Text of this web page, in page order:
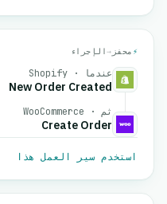
⚡ محفز →الإجراء
عندما · Shopify
New Order Created
ثم · WooCommerce
Create Order
استخدم سير العمل هذا